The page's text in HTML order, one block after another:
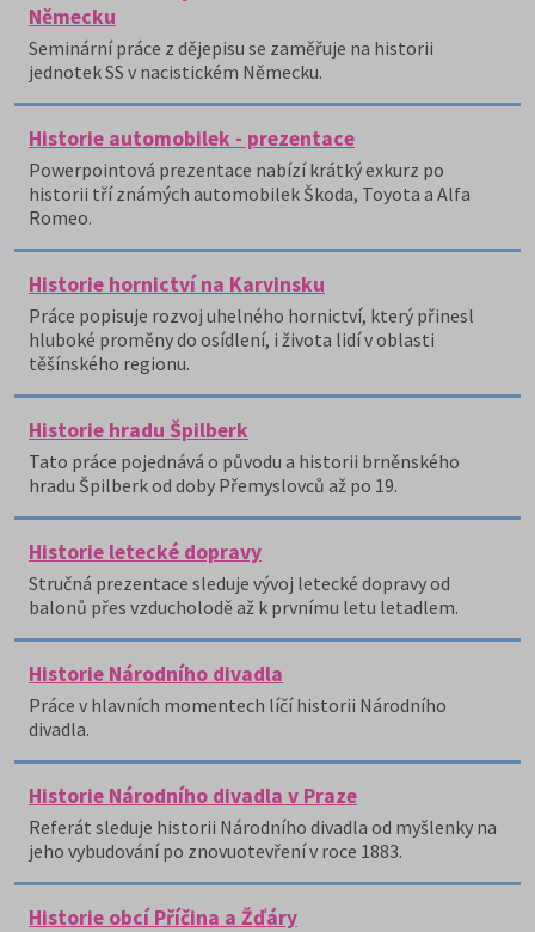
Německu
Seminární práce z dějepisu se zaměřuje na historii
jednotek SS v nacistickém Německu.
Historie automobilek - prezentace
Powerpointová prezentace nabízí krátký exkurz po
historii tří známých automobilek Škoda, Toyota a Alfa
Romeo.
Historie hornictví na Karvinsku
Práce popisuje rozvoj uhelného hornictví, který přinesl
hluboké proměny do osídlení, i života lidí v oblasti
těšínského regionu.
Historie hradu Špilberk
Tato práce pojednává o původu a historii brněnského
hradu Špilberk od doby Přemyslovců až po 19.
Historie letecké dopravy
Stručná prezentace sleduje vývoj letecké dopravy od
balonů přes vzducholodě až k prvnímu letu letadlem.
Historie Národního divadla
Práce v hlavních momentech líčí historii Národního
divadla.
Historie Národního divadla v Praze
Referát sleduje historii Národního divadla od myšlenky na
jeho vybudování po znovuotevření v roce 1883.
Historie obcí Příčina a Žďáry